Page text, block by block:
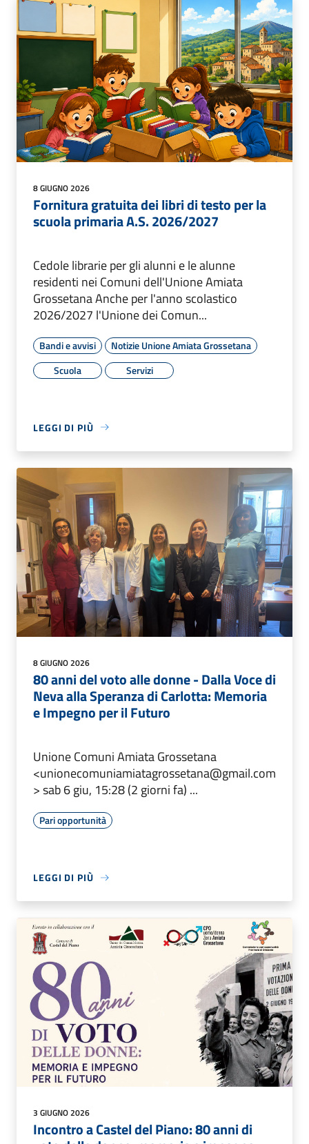
8 GIUGNO 2026
Fornitura gratuita dei libri di testo per la
scuola primaria A.S. 2026/2027
Cedole librarie per gli alunni e le alunne
residenti nei Comuni dell'Unione Amiata
Grossetana Anche per l'anno scolastico
2026/2027 l'Unione dei Comun...
Bandi e avvisi
Notizie Unione Amiata Grossetana
Scuola
Servizi
LEGGI DI PIÙ
8 GIUGNO 2026
80 anni del voto alle donne - Dalla Voce di
Neva alla Speranza di Carlotta: Memoria
e Impegno per il Futuro
Unione Comuni Amiata Grossetana
<unionecomuniamiatagrossetana@gmail.com
> sab 6 giu, 15:28 (2 giorni fa) ...
Pari opportunità
LEGGI DI PIÙ
3 GIUGNO 2026
Incontro a Castel del Piano: 80 anni di